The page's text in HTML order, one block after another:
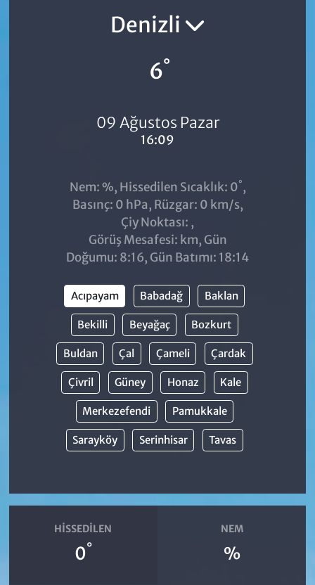
Denizli
6°
09 Ağustos Pazar
16:09
Nem: %, Hissedilen Sıcaklık: 0°,
Basınç: 0 hPa, Rüzgar: 0 km/s,
Çiy Noktası: ,
Görüş Mesafesi: km, Gün
Doğumu: 8:16, Gün Batımı: 18:14
Acıpayam Babadağ Baklan
Bekilli Beyağaç Bozkurt
Buldan Çal Çameli Çardak
Çivril Güney Honaz Kale
Merkezefendi Pamukkale
Sarayköy Serinhisar Tavas
HISSEDILEN
0°
NEM
%